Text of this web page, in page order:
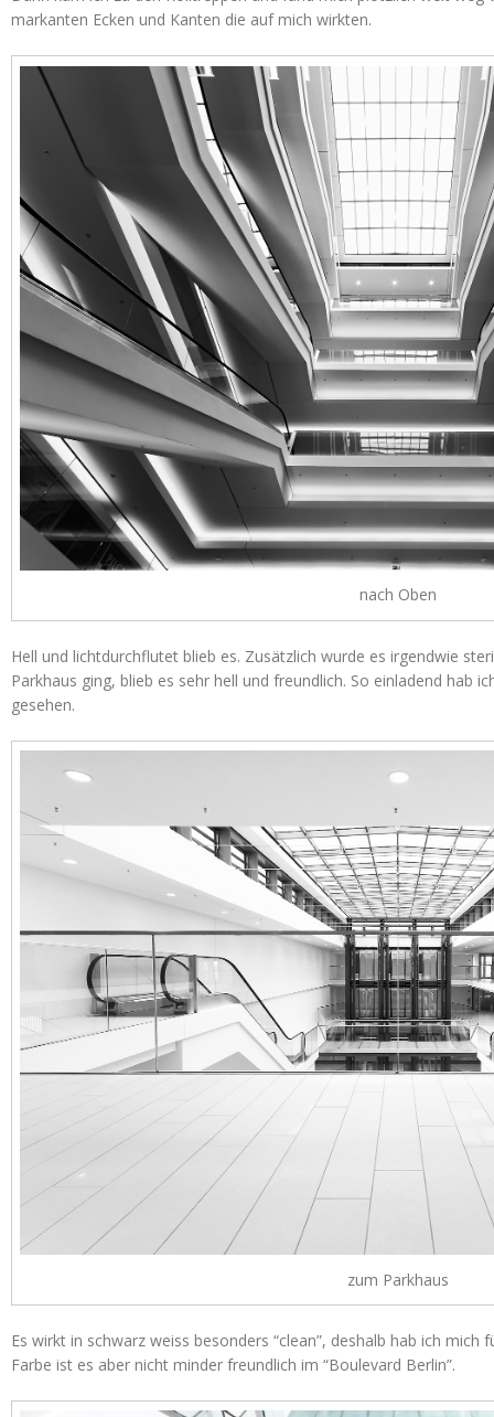
markanten Ecken und Kanten die auf mich wirkten.
nach Oben
Hell und lichtdurchflutet blieb es. Zusätzlich wurde es irgendwie
Parkhaus ging, blieb es sehr hell und freundlich. So einladend hab
gesehen.
zum Parkhaus
Es wirkt in schwarz weiss besonders “clean”, deshalb hab ich mich
Farbe ist es aber nicht minder freundlich im “Boulevard Berlin”.